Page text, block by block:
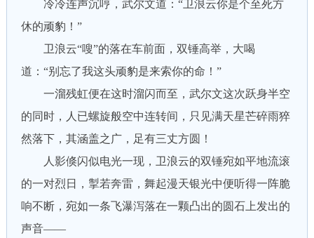
冷冷连声沉哼，武尔文道：“卫浪云你是个至死方
休的顽豹！”
卫浪云“嗖”的落在车前面，双锤高举，大喝
道：“别忘了我这头顽豹是来索你的命！”
一溜残虹便在这时溜闪而至，武尔文这次跃身半空
的同时，人已螺旋般空中连转间，只见满天星芒碎雨猝
然落下，其涵盖之广，足有三丈方圆！
人影倏闪似电光一现，卫浪云的双锤宛如平地流滚
的一对烈日，掣若奔雷，舞起漫天银光中便听得一阵脆
响不断，宛如一条飞瀑泻落在一颗凸出的圆石上发出的
声音——